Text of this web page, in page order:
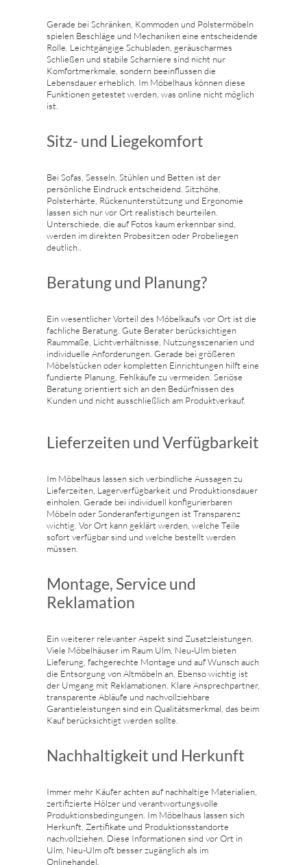
Gerade bei Schränken, Kommoden und Polstermöbeln
spielen Beschläge und Mechaniken eine entscheidende
Rolle. Leichtgängige Schubladen, geräuscharmes
Schließen und stabile Scharniere sind nicht nur
Komfortmerkmale, sondern beeinflussen die
Lebensdauer erheblich. Im Möbelhaus können diese
Funktionen getestet werden, was online nicht möglich
ist.
Sitz- und Liegekomfort
Bei Sofas, Sesseln, Stühlen und Betten ist der
persönliche Eindruck entscheidend. Sitzhöhe,
Polsterhärte, Rückenunterstützung und Ergonomie
lassen sich nur vor Ort realistisch beurteilen.
Unterschiede, die auf Fotos kaum erkennbar sind,
werden im direkten Probesitzen oder Probeliegen
deutlich..
Beratung und Planung?
Ein wesentlicher Vorteil des Möbelkaufs vor Ort ist die
fachliche Beratung. Gute Berater berücksichtigen
Raummaße, Lichtverhältnisse, Nutzungsszenarien und
individuelle Anforderungen. Gerade bei größeren
Möbelstücken oder kompletten Einrichtungen hilft eine
fundierte Planung, Fehlkäufe zu vermeiden. Seriöse
Beratung orientiert sich an den Bedürfnissen des
Kunden und nicht ausschließlich am Produktverkauf.
Lieferzeiten und Verfügbarkeit
Im Möbelhaus lassen sich verbindliche Aussagen zu
Lieferzeiten, Lagerverfügbarkeit und Produktionsdauer
einholen. Gerade bei individuell konfigurierbaren
Möbeln oder Sonderanfertigungen ist Transparenz
wichtig. Vor Ort kann geklärt werden, welche Teile
sofort verfügbar sind und welche bestellt werden
müssen.
Montage, Service und
Reklamation
Ein weiterer relevanter Aspekt sind Zusatzleistungen.
Viele Möbelhäuser im Raum Ulm, Neu-Ulm bieten
Lieferung, fachgerechte Montage und auf Wunsch auch
die Entsorgung von Altmöbeln an. Ebenso wichtig ist
der Umgang mit Reklamationen. Klare Ansprechpartner,
transparente Abläufe und nachvollziehbare
Garantieleistungen sind ein Qualitätsmerkmal, das beim
Kauf berücksichtigt werden sollte.
Nachhaltigkeit und Herkunft
Immer mehr Käufer achten auf nachhaltige Materialien,
zertifizierte Hölzer und verantwortungsvolle
Produktionsbedingungen. Im Möbelhaus lassen sich
Herkunft, Zertifikate und Produktionsstandorte
nachvollziehen. Diese Informationen sind vor Ort in
Ulm, Neu-Ulm oft besser zugänglich als im
Onlinehandel.